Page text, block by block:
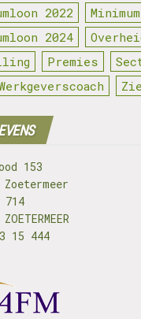
2022
2024
Premies
153
Zoetermeer
714
15 444